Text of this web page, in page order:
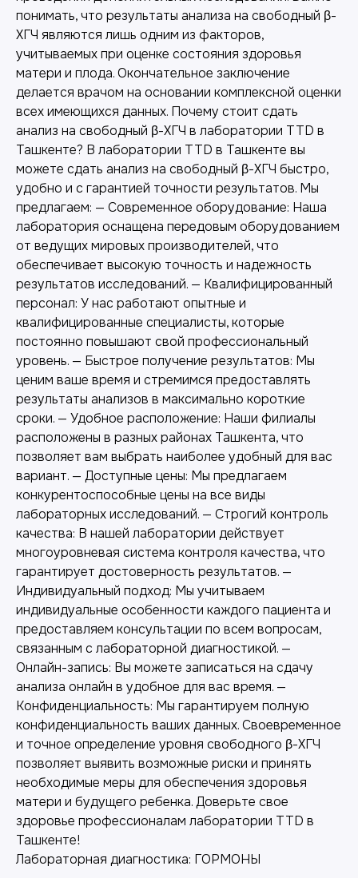
понимать, что результаты анализа на свободный β-
ХГЧ являются лишь одним из факторов,
учитываемых при оценке состояния здоровья
матери и плода. Окончательное заключение
делается врачом на основании комплексной оценки
всех имеющихся данных. Почему стоит сдать
анализ на свободный β-ХГЧ в лаборатории TTD в
Ташкенте? В лаборатории TTD в Ташкенте вы
можете сдать анализ на свободный β-ХГЧ быстро,
удобно и с гарантией точности результатов. Мы
предлагаем: — Современное оборудование: Наша
лаборатория оснащена передовым оборудованием
от ведущих мировых производителей, что
обеспечивает высокую точность и надежность
результатов исследований. — Квалифицированный
персонал: У нас работают опытные и
квалифицированные специалисты, которые
постоянно повышают свой профессиональный
уровень. — Быстрое получение результатов: Мы
ценим ваше время и стремимся предоставлять
результаты анализов в максимально короткие
сроки. — Удобное расположение: Наши филиалы
расположены в разных районах Ташкента, что
позволяет вам выбрать наиболее удобный для вас
вариант. — Доступные цены: Мы предлагаем
конкурентоспособные цены на все виды
лабораторных исследований. — Строгий контроль
качества: В нашей лаборатории действует
многоуровневая система контроля качества, что
гарантирует достоверность результатов. —
Индивидуальный подход: Мы учитываем
индивидуальные особенности каждого пациента и
предоставляем консультации по всем вопросам,
связанным с лабораторной диагностикой. —
Онлайн-запись: Вы можете записаться на сдачу
анализа онлайн в удобное для вас время. —
Конфиденциальность: Мы гарантируем полную
конфиденциальность ваших данных. Своевременное
и точное определение уровня свободного β-ХГЧ
позволяет выявить возможные риски и принять
необходимые меры для обеспечения здоровья
матери и будущего ребенка. Доверьте свое
здоровье профессионалам лаборатории TTD в
Ташкенте!
Лабораторная диагностика: ГОРМОНЫ
Другие наши услуги
Лабораторная диагностика
Точные анализы для контроля здоровья и
выявления заболеваний.